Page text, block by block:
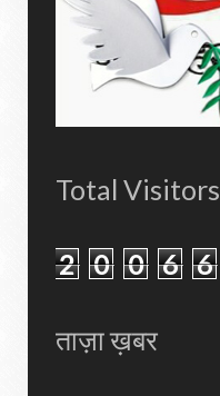
Total Visitors
2 0 0 6 6
ताज़ा ख़बर